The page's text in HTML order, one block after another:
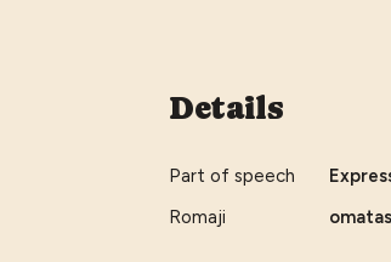
Details
Part of speech
Romaji